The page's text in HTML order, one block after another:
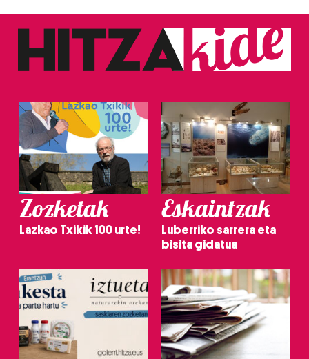
Zozketak
Lazkao Txikik 100 urte!
Eskaintzak
Luberriko sarrera eta
bisita gidatua